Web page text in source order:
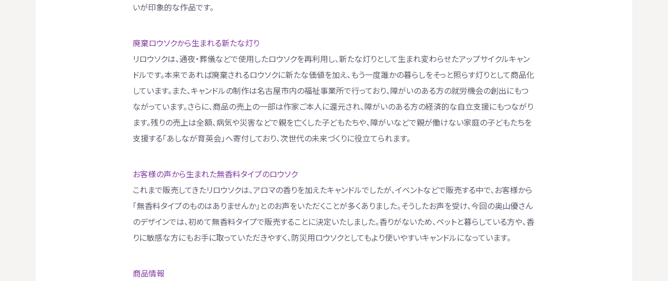
いが印象的な作品です。
廃棄ロウソクから生まれる新たな灯り
リロウソクは、通夜・葬儀などで使用したロウソクを再利用し、新たな灯りとして生まれ変わらせたアップサイクルキャン
ドルです。本来であれば廃棄されるロウソクに新たな価値を加え、もう一度誰かの暮らしをそっと照らす灯りとして商品化
しています。また、キャンドルの制作は名古屋市内の福祉事業所で行っており、障がいのある方の就労機会の創出にもつ
ながっています。さらに、商品の売上の一部は作家ご本人に還元され、障がいのある方の経済的な自立支援にもつながり
ます。残りの売上は全額、病気や災害などで親を亡くした子どもたちや、障がいなどで親が働けない家庭の子どもたちを
支援する「あしなが育英会」へ寄付しており、次世代の未来づくりに役立てられます。
お客様の声から生まれた無香料タイプのロウソク
これまで販売してきたリロウソクは、アロマの香りを加えたキャンドルでしたが、イベントなどで販売する中で、お客様から
「無香料タイプのものはありませんか」とのお声をいただくことが多くありました。そうしたお声を受け、今回の奥山優さん
のデザインでは、初めて無香料タイプで販売することに決定いたしました。香りがないため、ペットと暮らしている方や、香
りに敏感な方にもお手に取っていただきやすく、防災用ロウソクとしてもより使いやすいキャンドルになっています。
商品情報